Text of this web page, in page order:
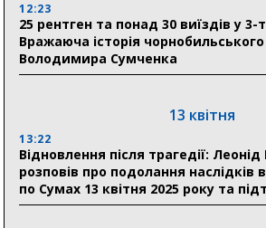
відзнаки «Почесного громадянина
30 липня
Сумська клінічна лікарня Святого
18:33
Олексій Романько долучився до
стійкості Сумщини з Прем’єр-
12:23
25 рентген та понад 30 виїздів у 3-
Вражаюча історія чорнобильського
Володимира Сумченка
13 квітня
13:22
Відновлення після трагедії: Леонід
розповів про подолання наслідків
по Сумах 13 квітня 2025 року та